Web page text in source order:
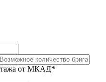
от МКАД*